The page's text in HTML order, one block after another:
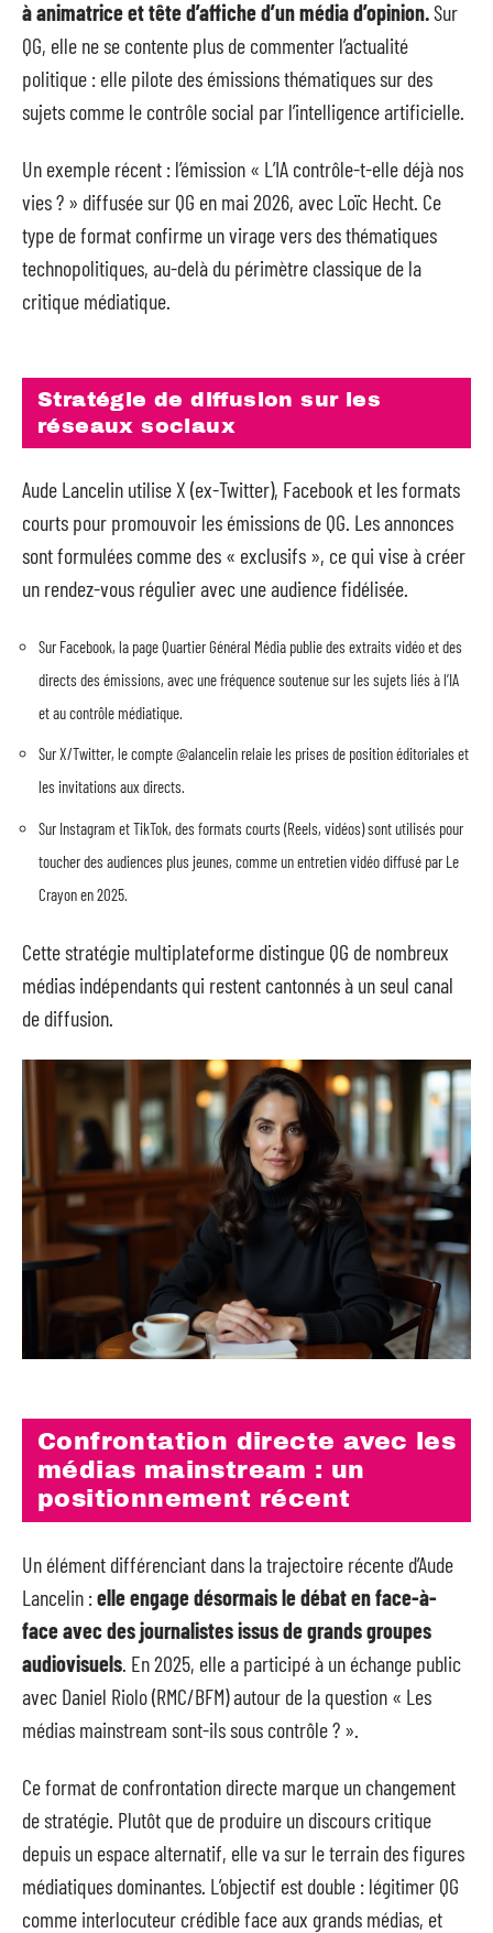
à animatrice et tête d’affiche d’un média d’opinion.Sur
QG, elle ne se contente plus de commenter l’actualité
politique : elle pilote des émissions thématiques sur des
sujets comme le contrôle social par l’intelligence artificielle.
Un exemple récent : l’émission « L’IA contrôle-t-elle déjà nos
vies ? » diffusée sur QG en mai 2026, avec Loïc Hecht. Ce
type de format confirme un virage vers des thématiques
technopolitiques, au-delà du périmètre classique de la
critique médiatique.
Stratégie de diffusion sur les
réseaux sociaux
Aude Lancelin utilise X (ex-Twitter), Facebook et les formats
courts pour promouvoir les émissions de QG. Les annonces
sont formulées comme des « exclusifs », ce qui vise à créer
un rendez-vous régulier avec une audience fidélisée.
Sur Facebook, la page Quartier Général Média publie des extraits vidéo et des
directs des émissions, avec une fréquence soutenue sur les sujets liés à l’IA
et au contrôle médiatique.
Sur X/Twitter, le compte @alancelin relaie les prises de position éditoriales et
les invitations aux directs.
Sur Instagram et TikTok, des formats courts (Reels, vidéos) sont utilisés pour
toucher des audiences plus jeunes, comme un entretien vidéo diffusé par Le
Crayon en 2025.
Cette stratégie multiplateforme distingue QG de nombreux
médias indépendants qui restent cantonnés à un seul canal
de diffusion.
Confrontation directe avec les
médias mainstream : un
positionnement récent
Un élément différenciant dans la trajectoire récente d’Aude
Lancelin :elle engage désormais le débat en face-à-
face avec des journalistes issus de grands groupes
audiovisuels . En 2025, elle a participé à un échange public
avec Daniel Riolo (RMC/BFM) autour de la question « Les
médias mainstream sont-ils sous contrôle ? ».
Ce format de confrontation directe marque un changement
de stratégie. Plutôt que de produire un discours critique
depuis un espace alternatif, elle va sur le terrain des figures
médiatiques dominantes. L’objectif est double : légitimer QG
comme interlocuteur crédible face aux grands médias, et